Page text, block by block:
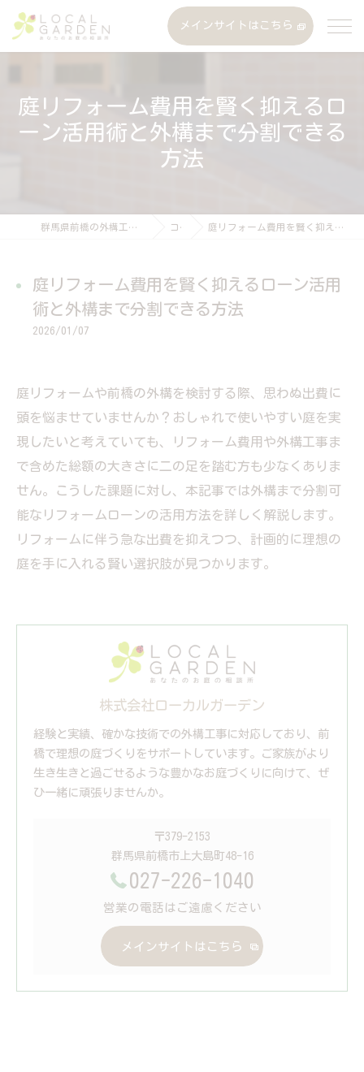
メインサイトはこちら
庭リフォーム費用を賢く抑えるロ
ーン活用術と外構まで分割できる
方法
群馬県前橋の外構工事なら株式会社ローカルガーデン コラム 庭リフォーム費用を賢く抑えるローン活用術と外構まで分割できる方法
庭リフォーム費用を賢く抑えるローン活用
術と外構まで分割できる方法
2026/01/07
庭リフォームや前橋の外構を検討する際、思わぬ出費に
頭を悩ませていませんか？おしゃれで使いやすい庭を実
現したいと考えていても、リフォーム費用や外構工事ま
で含めた総額の大きさに二の足を踏む方も少なくありま
せん。こうした課題に対し、本記事では外構まで分割可
能なリフォームローンの活用方法を詳しく解説します。
リフォームに伴う急な出費を抑えつつ、計画的に理想の
庭を手に入れる賢い選択肢が見つかります。
株式会社ローカルガーデン
経験と実績、確かな技術での外構工事に対応しており、前
橋で理想の庭づくりをサポートしています。ご家族がより
生き生きと過ごせるような豊かなお庭づくりに向けて、ぜ
ひ一緒に頑張りませんか。
〒379-2153
群馬県前橋市上大島町48-16
027-226-1040
営業の電話はご遠慮ください
メインサイトはこちら